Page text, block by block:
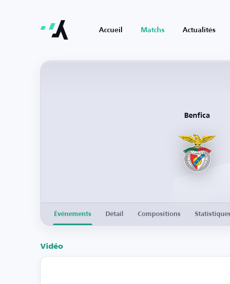
Accueil Matchs Actualités
Benfica
Événements Détail Compositions
Vidéo